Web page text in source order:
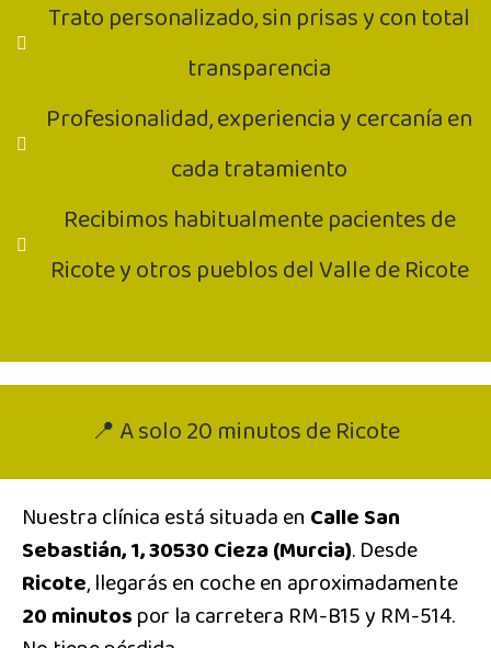
Trato personalizado, sin prisas y con total
transparencia
Profesionalidad, experiencia y cercanía en
cada tratamiento
Recibimos habitualmente pacientes de
Ricote y otros pueblos del Valle de Ricote
📍 A solo 20 minutos de Ricote
Nuestra clínica está situada en Calle San
Sebastián, 1, 30530 Cieza (Murcia). Desde
Ricote, llegarás en coche en aproximadamente
20 minutospor la carretera RM-B15 y RM-514.